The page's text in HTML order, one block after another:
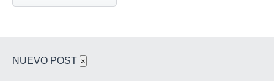
NUEVO POST ×